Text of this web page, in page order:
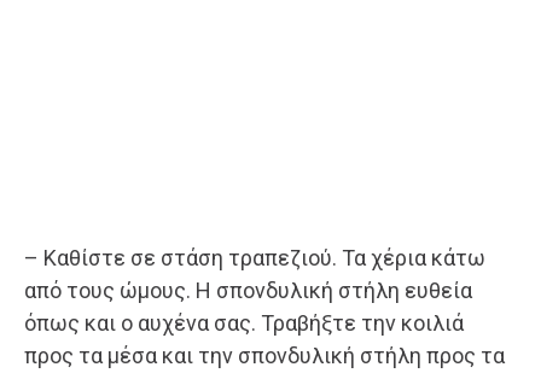
– Καθίστε σε στάση τραπεζιού. Τα χέρια κάτω
από τους ώμους. Η σπονδυλική στήλη ευθεία
όπως και ο αυχένα σας. Τραβήξτε την κοιλιά
προς τα μέσα και την σπονδυλική στήλη προς τα